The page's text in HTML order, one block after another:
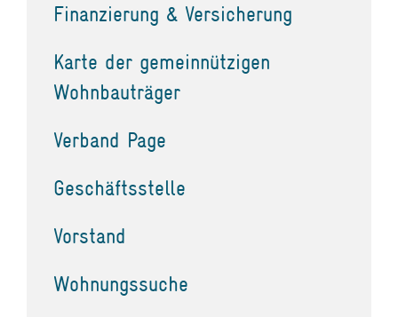
Finanzierung & Versicherung
Karte der gemeinnützigen
Wohnbauträger
Verband Page
Geschäftsstelle
Vorstand
Wohnungssuche